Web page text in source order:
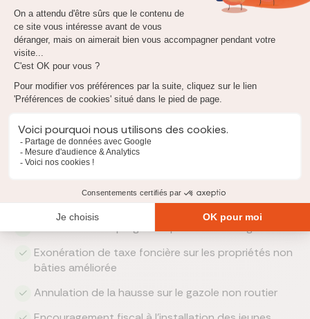
Désormais, pour bénéficier du crédit d’impôt sur les
services à domicile, vous devrez indiquer précisément le
nom de l’organisme ou prestataire via le formulaire RICI
2042.
traçabilité des prestations.
Focus : les mesures en faveur des agriculteurs
Le budget 2025 apporte plusieurs assouplissements :
Déduction de l’épargne de précaution élargie
Exonération de taxe foncière sur les propriétés non
bâties améliorée
Annulation de la hausse sur le gazole non routier